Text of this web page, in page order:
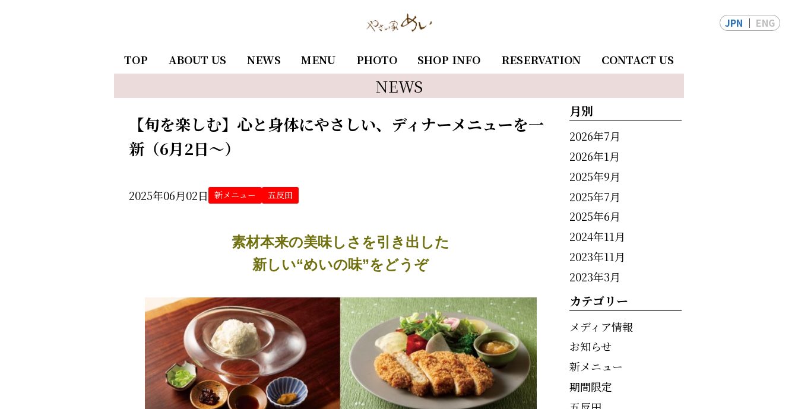
TOP ABOUT US NEWS MENU PHOTO SHOP INFO RESERVATION CONTACT US
JPN ENG
NEWS
【旬を楽しむ】心と身体にやさしい、ディナーメニューを一
新（6月2日～）
2025年06月02日 新メニュー 五反田
素材本来の美味しさを引き出した
新しい“めいの味”をどうぞ
月別
2026年7月
2026年1月
2025年9月
2025年7月
2025年6月
2024年11月
2023年11月
2023年3月
カテゴリー
メディア情報
お知らせ
新メニュー
期間限定